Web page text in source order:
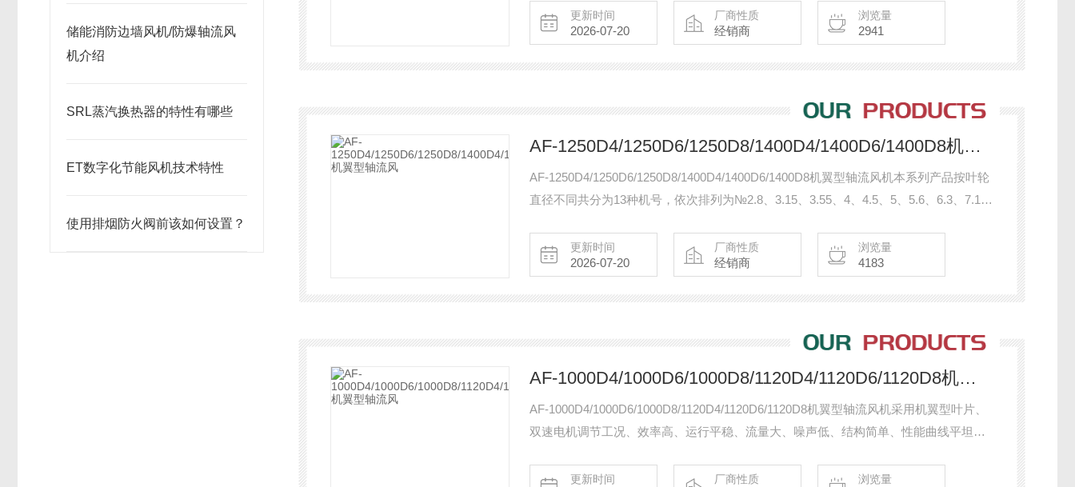
储能消防边墙风机/防爆轴流风
机介绍
SRL蒸汽换热器的特性有哪些
ET数字化节能风机技术特性
使用排烟防火阀前该如何设置？
更新时间
2026-07-20
厂商性质
经销商
浏览量
2941
AF-1250D4/1250D6/1250D8/1400D4/1400D6/1400D8机翼型轴流风
AF-1250D4/1250D6/1250D8/1400D4/1400D6/1400D8机翼型轴流风机本系列产品按叶轮
直径不同共分为13种机号，依次排列为№2.8、3.15、3.55、4、4.5、5、5.6、6.3、7.1、
更新时间
2026-07-20
厂商性质
经销商
浏览量
4183
AF-1000D4/1000D6/1000D8/1120D4/1120D6/1120D8机翼型轴流风
AF-1000D4/1000D6/1000D8/1120D4/1120D6/1120D8机翼型轴流风机采用机翼型叶片、
双速电机调节工况、效率高、运行平稳、流量大、噪声低、结构简单、性能曲线平坦、
更新时间 厂商性质 浏览量